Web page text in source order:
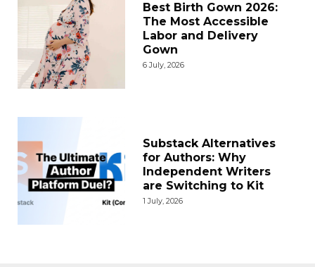
Best Birth Gown 2026:
The Most Accessible
Labor and Delivery
Gown
6 July, 2026
Substack Alternatives
for Authors: Why
Independent Writers
are Switching to Kit
1 July, 2026